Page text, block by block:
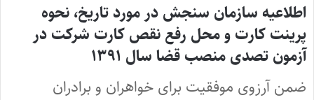
اطلاعیه‌ سازمان سنجش در مورد تاریخ‌، نحوه‌
پرینت ‌کارت‌ و محل رفع نقص کارت شرکت در
آزمون تصدی منصب قضا سال ۱۳۹۱
ضمن‌ آرزوی‌ موفقیت‌ برای‌ خواهران‌ و برادران‌